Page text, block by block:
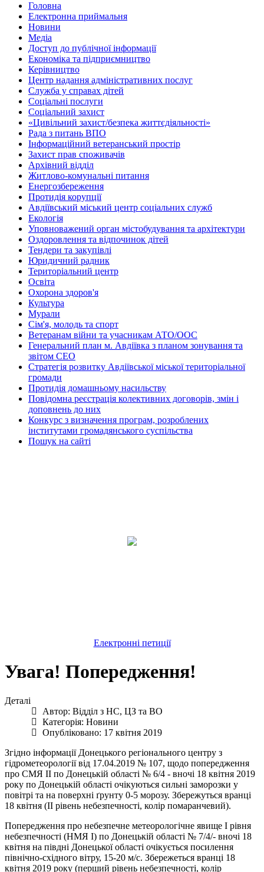
Головна
Електронна приймальня
Новини
Медіа
Доступ до публічної інформації
Економіка та підприємництво
Керівництво
Центр надання адміністративних послуг
Служба у справах дітей
Соціальні послуги
Соціальний захист
«Цивільний захист/безпека життєдіяльності»
Рада з питань ВПО
Інформаційний ветеранський простір
Захист прав споживачів
Архівний відділ
Житлово-комунальні питання
Енергозбереження
Протидія корупції
Авдіївський міський центр соціальних служб
Екологія
Уповноважений орган містобудування та архітектури
Оздоровлення та відпочинок дітей
Тендери та закупівлі
Юридичний радник
Територіальний центр
Освіта
Охорона здоров'я
Культура
Мурали
Сім'я, молодь та спорт
Ветеранам війни та учасникам АТО/ООС
Генеральний план м. Авдіївка з планом зонування та
звітом СЕО
Стратегія розвитку Авдіївської міської територіальної
громади
Протидія домашньому насильству
Повідомна реєстрація колективних договорів, змін і
доповнень до них
Конкурс з визначення програм, розроблених
інститутами громадянського суспільства
Пошук на сайті
Електронні петиції
Увага! Попередження!
Деталі
Автор: Відділ з НС, ЦЗ та ВО
Категорія: Новини
Опубліковано: 17 квітня 2019
Згідно інформації Донецького регіонального центру з
гідрометеорології від 17.04.2019 № 107, щодо попередження
про СМЯ ІІ по Донецькій області № 6/4 - вночі 18 квітня 2019
року по Донецькій області очікуються сильні заморозки у
повітрі та на поверхні ґрунту 0-5 морозу. Збережуться вранці
18 квітня (ІІ рівень небезпечності, колір помаранчевий).
Попередження про небезпечне метеорологічне явище І рівня
небезпечності (НМЯ І) по Донецькій області № 7/4/- вночі 18
квітня на півдні Донецької області очікується посилення
північно-східного вітру, 15-20 м/с. Збережеться вранці 18
квітня 2019 року (перший рівень небезпечності, колір